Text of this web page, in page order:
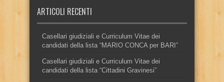
ARTICOLI RECENTI
Casellari giudiziali e Curriculum Vitae dei
candidati della lista “MARIO CONCA per BARI”
Casellari giudiziali e Curriculum Vitae dei
candidati della lista “Cittadini Gravinesi”